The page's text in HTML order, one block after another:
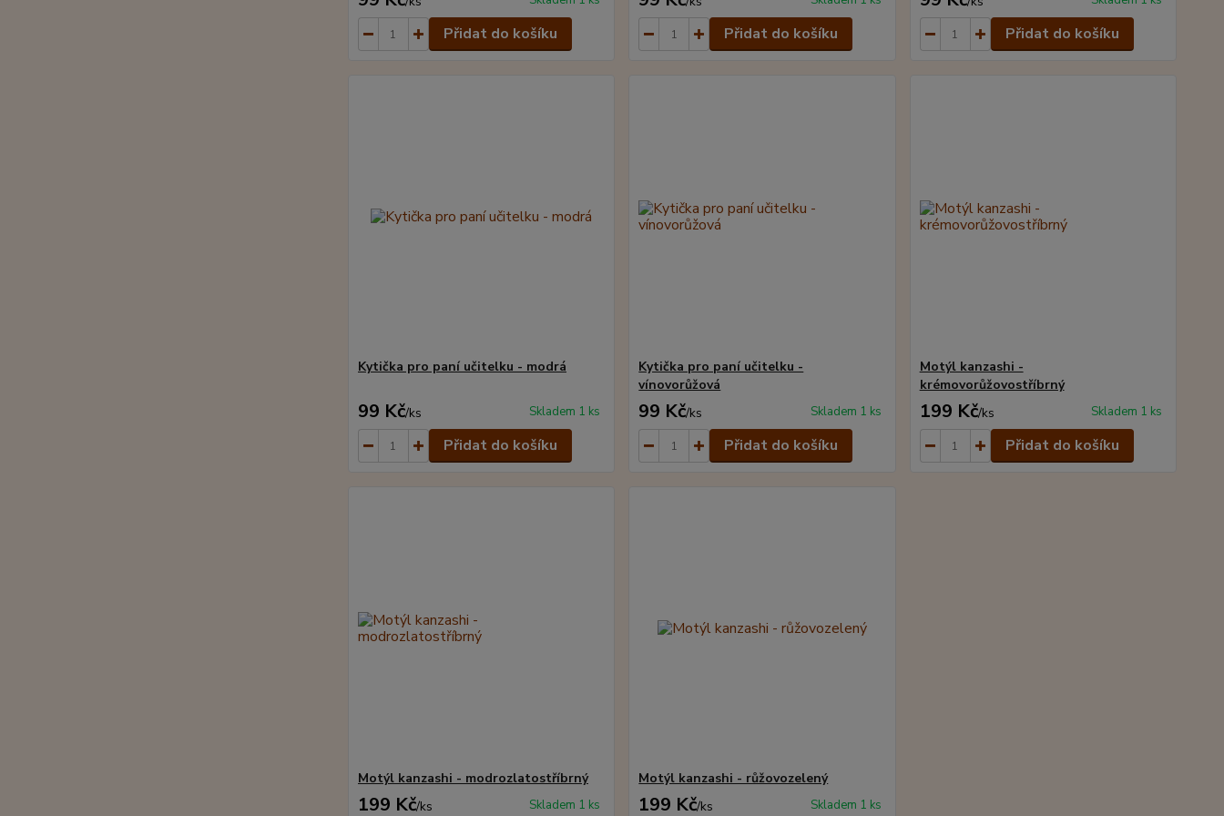
Přidat do košíku Přidat do košíku Přidat do košíku
Kytička pro paní učitelku - modrá
99 Kč/ks Skladem 1 ks
Přidat do košíku
Kytička pro paní učitelku -
vínovorůžová
99 Kč/ks Skladem 1 ks
Přidat do košíku
Motýl kanzashi -
krémovorůžovostříbrný
199 Kč/ks Skladem 1 ks
Přidat do košíku
Motýl kanzashi - modrozlatostříbrný
199 Kč/ks Skladem 1 ks
Motýl kanzashi - růžovozelený
199 Kč/ks Skladem 1 ks